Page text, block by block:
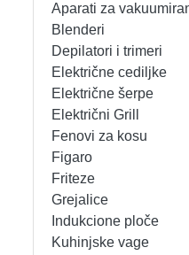
APARATI ZA TOPLE
APARATI ZA VAFLE
APARATI ZA
BLENDERI
DEPILATORI I TRIMERI
ELEKTRIČNE CEDILJKE
CEDILJKE
DEZERTNI TANJIRI
DŽEZVE
EKSPRES LONCI
EMAJLIRANE ŠERPE
ETAŽERI
KONTAKT
+389 78 478 027
Aparati za
Blenderi
Depilatori i trimeri
Električne cediljke
Električne šerpe
Električni Grill
Fenovi za kosu
Figaro
Friteze
Grejalice
Indukcione ploče
Kuhinjske vage